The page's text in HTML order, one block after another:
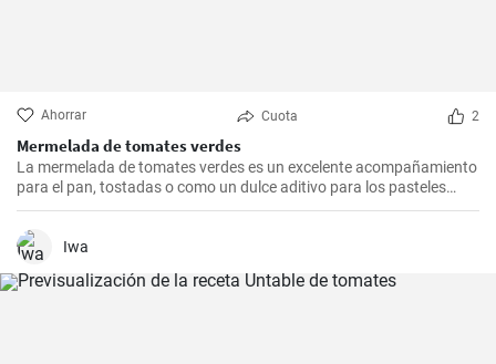
Ahorrar Cuota 2
Mermelada de tomates verdes
La mermelada de tomates verdes es un excelente acompañamiento
para el pan, tostadas o como un dulce aditivo para los pasteles
caseros. Esta receta es sencilla, pero el resultado es definitivamente
impresionante.
Iwa